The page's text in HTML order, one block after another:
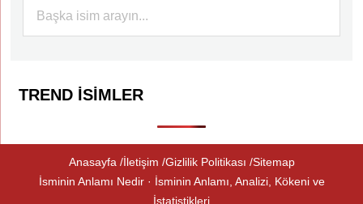
TREND İSIMLER
Anasayfa İletişim Gizlilik Politikası Sitemap
İsminin Anlamı Nedir · İsminin Anlamı, Analizi, Kökeni ve
İstatistikleri